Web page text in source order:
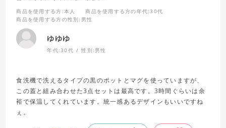
商品を使用する方 :本人 商品を使用する方の年代:30代
商品を使用する方の性別:男性
ゆゆゆ
年代:30代 性別: 男性
食洗機で洗えるタイプの黒のポットとマグを使っていますが、
この蓋と組み合わせた3点セットは最高です。3時間ぐらいは余
裕で保温してくれています。統一感あるデザインもいいですね
ぇ。